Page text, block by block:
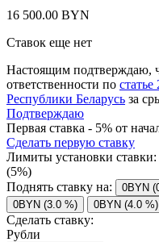
16 500.00 BYN
Ставок еще нет
Настоящим подтверждаю,
ответственности по
Республики Беларусь за
Подтверждаю
Первая ставка - 5% от
Сделать первую ставку
Лимиты установки ставки:
(5%)
Поднять ставку на:
0BYN
0BYN (3.0 %)
0BYN (4.0 %)
Сделать ставку:
Рубли